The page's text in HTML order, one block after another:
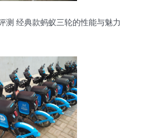
测 经典款蚂蚁三轮的性能与魅力